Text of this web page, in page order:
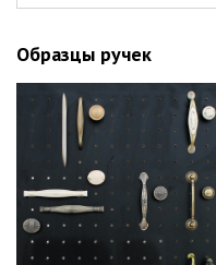
Образцы ручек